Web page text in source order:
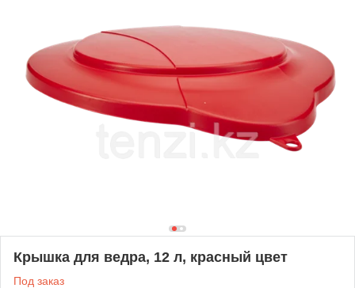
Крышка для ведра, 12 л, красный цвет
Под заказ